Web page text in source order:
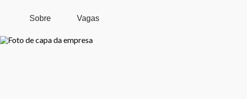
Sobre Vagas